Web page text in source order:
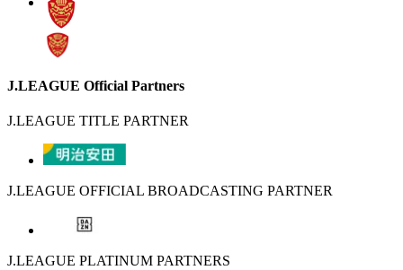
J.LEAGUE Official Partners
J.LEAGUE TITLE PARTNER
J.LEAGUE OFFICIAL BROADCASTING PARTNER
J.LEAGUE PLATINUM PARTNERS